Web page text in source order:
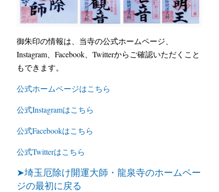
御朱印の情報は、当寺の公式ホームページ、
Instagram、Facebook、Twitterからご確認いただくこと
もできます。
公式ホームページはこちら
公式Instagramはこちら
公式Facebookはこちら
公式Twitterはこちら
➤埼玉厄除け開運大師・龍泉寺のホームペー
ジの最初に戻る